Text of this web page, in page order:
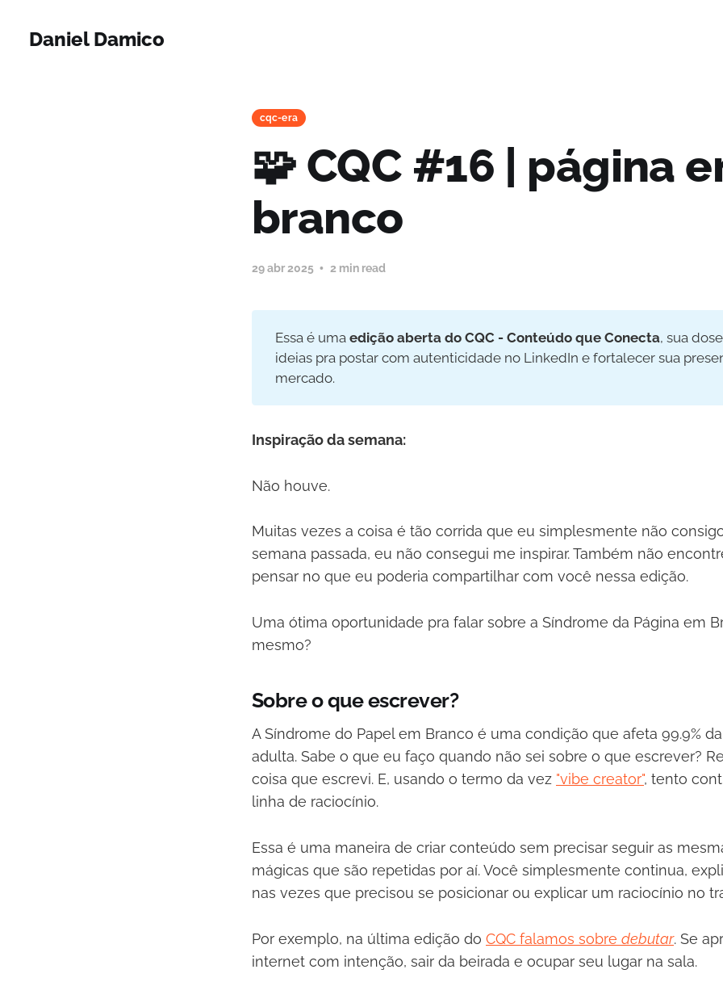
Daniel Damico
cqc-era
🧩 CQC #16 | página
branco
29 abr 2025 2 min read
Essa é uma edição aberta do CQC - Conteúdo que Conecta, sua
ideias pra postar com autenticidade no LinkedIn e fortalecer sua
mercado.
Inspiração da semana:
Não houve.
Muitas vezes a coisa é tão corrida que eu simplesmente não
semana passada, eu não consegui me inspirar. Também não
pensar no que eu poderia compartilhar com você nessa edição.
Uma ótima oportunidade pra falar sobre a Síndrome da Página em
mesmo?
Sobre o que escrever?
A Síndrome do Papel em Branco é uma condição que afeta 99.9%
adulta. Sabe o que eu faço quando não sei sobre o que escrever?
coisa que escrevi. E, usando o termo da vez "vibe creator", tento
linha de raciocínio.
Essa é uma maneira de criar conteúdo sem precisar seguir as
mágicas que são repetidas por aí. Você simplesmente continua,
nas vezes que precisou se posicionar ou explicar um raciocínio no
Por exemplo, na última edição do CQC falamos sobre debutar. Se
internet com intenção, sair da beirada e ocupar seu lugar na sala.